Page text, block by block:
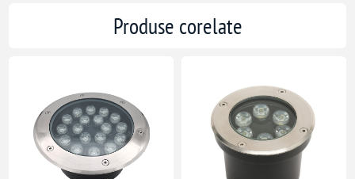
Produse corelate